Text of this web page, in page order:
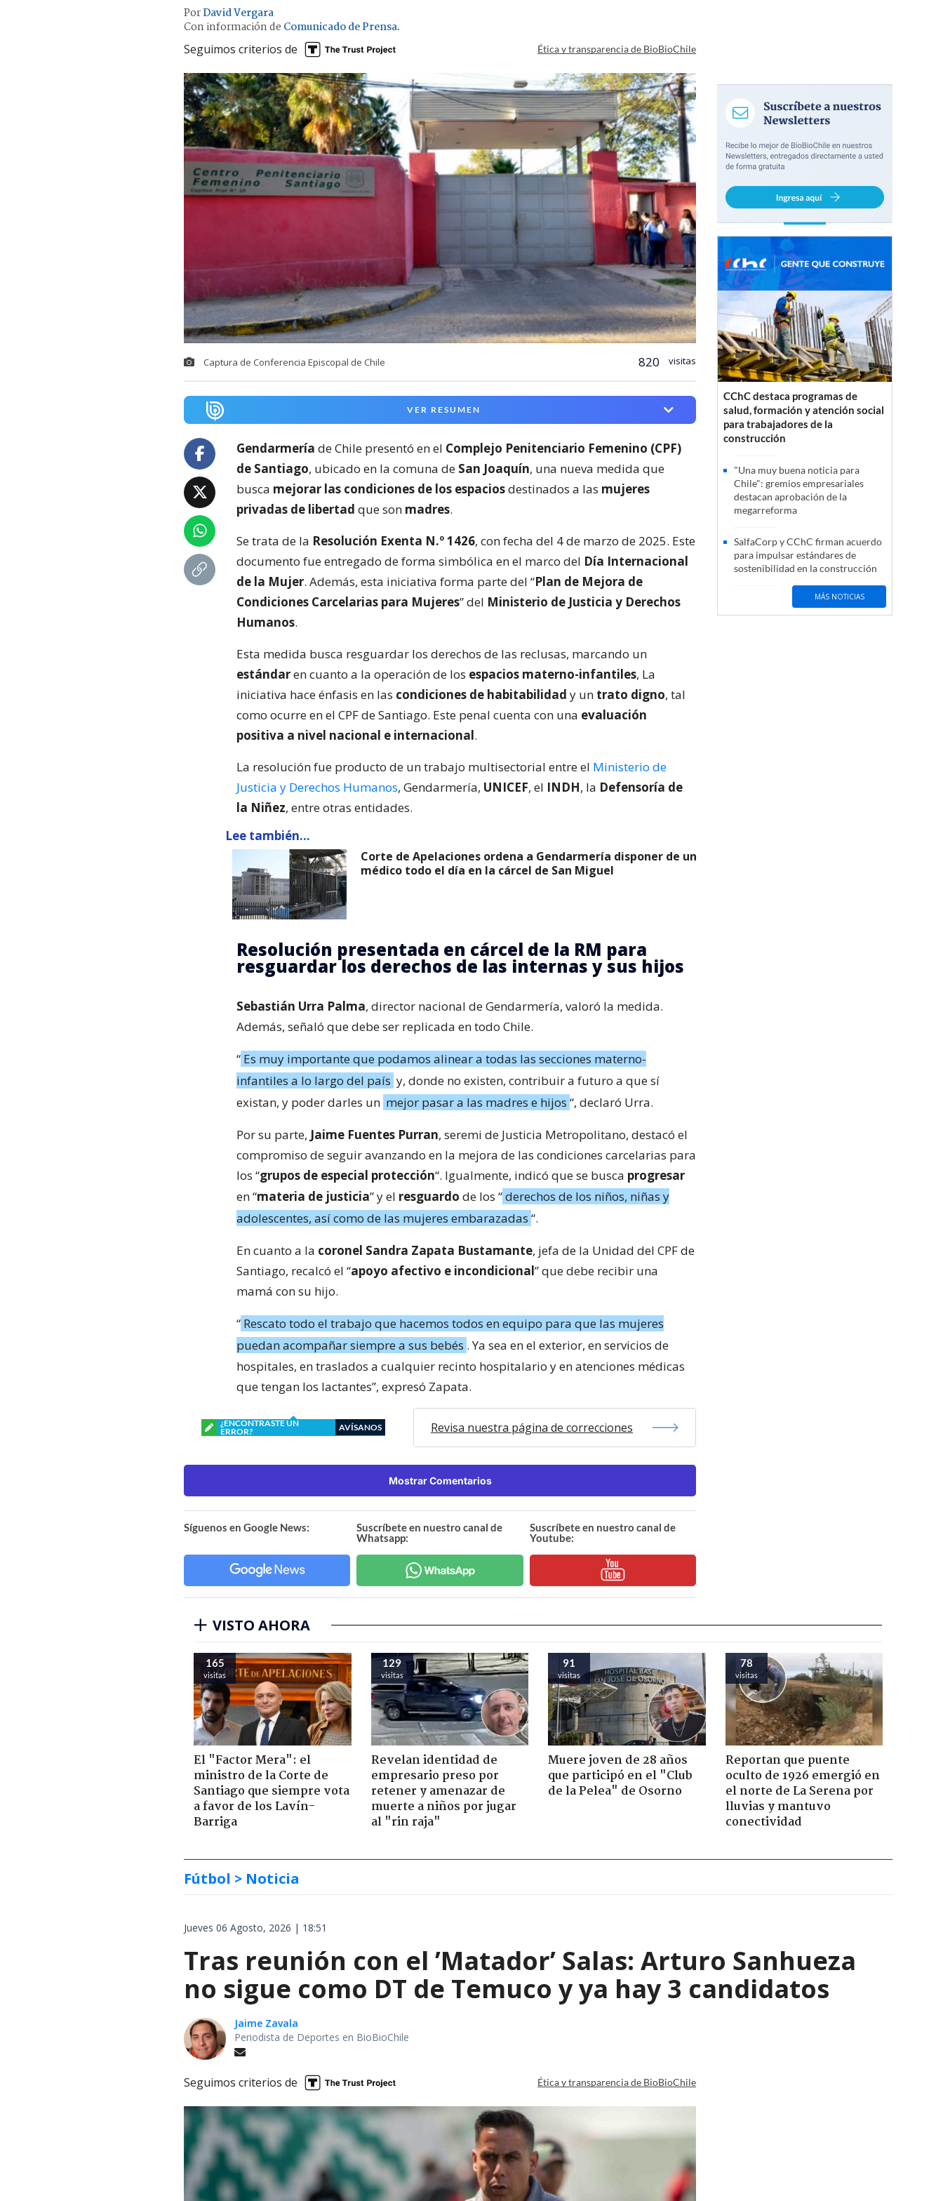
PorDavid Vergara
Con información de Comunicado de Prensa.
Seguimos criterios de Ética y transparencia de BioBioChile
Captura de Conferencia Episcopal de Chile 820 visitas
VER RESUMEN
Gendarmería de Chile presentó en el Complejo Penitenciario Femenino (CPF)
de Santiago, ubicado en la comuna de San Joaquín, una nueva medida que
busca mejorar las condiciones de los espaciosdestinados a las mujeres
privadas de libertad que son madres.
Se trata de la Resolución Exenta N.º 1426, con fecha del 4 de marzo de 2025. Este
documento fue entregado de forma simbólica en el marco del Día Internacional
de la Mujer. Además, esta iniciativa forma parte del “Plan de Mejora de
Condiciones Carcelarias para Mujeres” del Ministerio de Justicia y Derechos
Humanos.
Esta medida busca resguardar los derechos de las reclusas, marcando un
estándaren cuanto a la operación de los espacios materno-infantiles, La
iniciativa hace énfasis en las condiciones de habitabilidad y un trato digno, tal
como ocurre en el CPF de Santiago. Este penal cuenta con una evaluación
positiva a nivel nacional e internacional.
La resolución fue producto de un trabajo multisectorial entre el Ministerio de
Justicia y Derechos Humanos, Gendarmería, UNICEF, el INDH, la Defensoría de
la Niñez, entre otras entidades.
Lee también...
Corte de Apelaciones ordena a Gendarmería disponer de un
médico todo el día en la cárcel de San Miguel
Resolución presentada en cárcel de la RM para
resguardar los derechos de las internas y sus hijos
Sebastián Urra Palma, director nacional de Gendarmería, valoró la medida.
Además, señaló que debe ser replicada en todo Chile.
“ Es muy importante que podamos alinear a todas las secciones materno-
infantiles a lo largo del país y, donde no existen, contribuir a futuro a que sí
existan, y poder darles un mejor pasar a las madres e hijos “, declaró Urra.
Por su parte, Jaime Fuentes Purran, seremi de Justicia Metropolitano, destacó el
compromiso de seguir avanzando en la mejora de las condiciones carcelarias para
los “grupos de especial protección“. Igualmente, indicó que se busca progresar
en “materia de justicia” y el resguardo de los “derechos de los niños, niñas y
adolescentes, así como de las mujeres embarazadas “.
En cuanto a la coronel Sandra Zapata Bustamante, jefa de la Unidad del CPF de
Santiago, recalcó el “apoyo afectivo e incondicional” que debe recibir una
mamá con su hijo.
“ Rescato todo el trabajo que hacemos todos en equipo para que las mujeres
puedan acompañar siempre a sus bebés . Ya sea en el exterior, en servicios de
hospitales, en traslados a cualquier recinto hospitalario y en atenciones médicas
que tengan los lactantes”, expresó Zapata.
¿ENCONTRASTE UN
ERROR?
AVÍSANOS Revisa nuestra página de correcciones
Mostrar Comentarios
Síguenos en Google News:
Suscríbete en nuestro canal de
Whatsapp:
Suscríbete en nuestro canal de
Youtube:
CChC destaca programas de
salud, formación y atención social
para trabajadores de la
construcción
"Una muy buena noticia para
Chile": gremios empresariales
destacan aprobación de la
megarreforma
SalfaCorp y CChC firman acuerdo
para impulsar estándares de
sostenibilidad en la construcción
MÁS NOTICIAS
VISTO AHORA
165
visitas
El "Factor Mera": el
ministro de la Corte de
Santiago que siempre vota
a favor de los Lavín-
Barriga
129
visitas
Revelan identidad de
empresario preso por
retener y amenazar de
muerte a niños por jugar
al "rin raja"
91
visitas
Muere joven de 28 años
que participó en el "Club
de la Pelea" de Osorno
78
visitas
Reportan que puente
oculto de 1926 emergió en
el norte de La Serena por
lluvias y mantuvo
conectividad
Fútbol > Noticia
Jueves 06 Agosto, 2026 | 18:51
Tras reunión con el ’Matador’ Salas: Arturo Sanhueza
no sigue como DT de Temuco y ya hay 3 candidatos
Jaime Zavala
Periodista de Deportes en BioBioChile
Seguimos criterios de Ética y transparencia de BioBioChile